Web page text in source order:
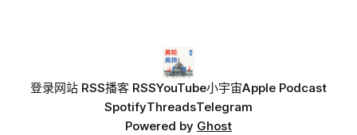
登录网站 RSS播客 RSSYouTube小宇宙Apple Podcast
SpotifyThreadsTelegram
Powered by Ghost